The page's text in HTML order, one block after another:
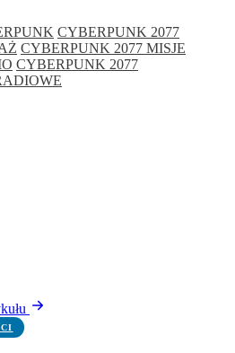
CYBERPUNK 2077
CYBERPUNK 2077 MISJE
CYBERPUNK 2077